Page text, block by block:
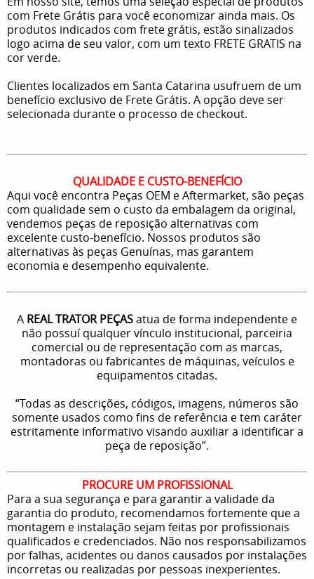
com Frete Grátis para você economizar ainda mais. Os
produtos indicados com frete grátis, estão sinalizados
logo acima de seu valor, com um texto FRETE GRATIS na
cor verde.
Clientes localizados em Santa Catarina usufruem de um
benefício exclusivo de Frete Grátis. A opção deve ser
selecionada durante o processo de checkout.
QUALIDADE E CUSTO-BENEFÍCIO
Aqui você encontra Peças OEM e Aftermarket, são peças
com qualidade sem o custo da embalagem da original,
vendemos peças de reposição alternativas com
excelente custo-benefício. Nossos produtos são
alternativas às peças Genuínas, mas garantem
economia e desempenho equivalente.
A REAL TRATOR PEÇASatua de forma independente e
não possuí qualquer vínculo institucional, parceiria
comercial ou de representação com as marcas,
montadoras ou fabricantes de máquinas, veículos e
equipamentos citadas.
“Todas as descrições, códigos, imagens, números são
somente usados como fins de referência e tem caráter
estritamente informativo visando auxiliar a identificar a
peça de reposição”.
PROCURE UM PROFISSIONAL
Para a sua segurança e para garantir a validade da
garantia do produto, recomendamos fortemente que a
montagem e instalação sejam feitas por profissionais
qualificados e credenciados. Não nos responsabilizamos
por falhas, acidentes ou danos causados por instalações
incorretas ou realizadas por pessoas inexperientes.